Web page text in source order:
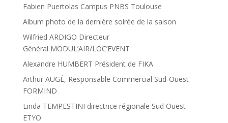
Fabien Puertolas Campus PNBS Toulouse
Album photo de la dernière soirée de la saison
Wilfried ARDIGO Directeur
Général MODUL’AIR/LOC’EVENT
Alexandre HUMBERT Président de FIKA
Arthur AUGÉ, Responsable Commercial Sud-Ouest
FORMIND
Linda TEMPESTINI directrice régionale Sud Ouest
ETYO